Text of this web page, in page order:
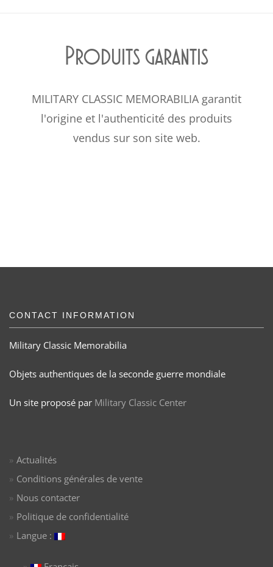
Produits garantis
MILITARY CLASSIC MEMORABILIA garantit
l'origine et l'authenticité des produits
vendus sur son site web.
CONTACT INFORMATION
Military Classic Memorabilia
Objets authentiques de la seconde guerre mondiale
Un site proposé par Military Classic Center
Actualités
Conditions générales de vente
Nous contacter
Politique de confidentialité
Langue :